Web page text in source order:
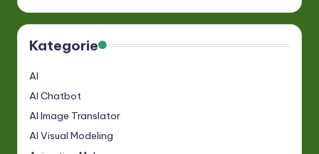
Kategorie
AI
AI Chatbot
AI Image Translator
AI Visual Modeling